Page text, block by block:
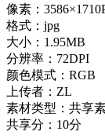
像素：
格式：jpg
大小：1.95MB
分辨率：72DPI
颜色模式：RGB
上传者：ZL
素材类型：共享
共享分：10分